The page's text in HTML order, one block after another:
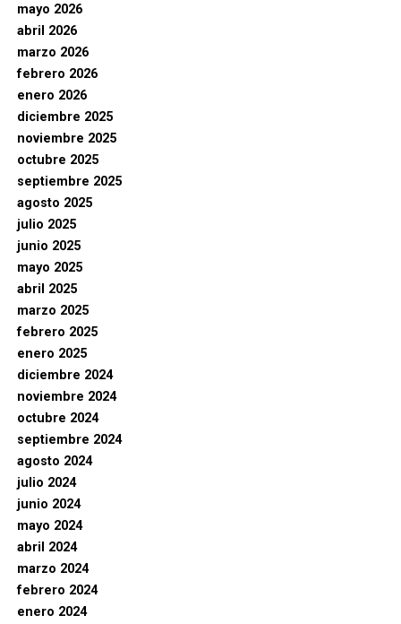
mayo 2026
abril 2026
marzo 2026
febrero 2026
enero 2026
diciembre 2025
noviembre 2025
octubre 2025
septiembre 2025
agosto 2025
julio 2025
junio 2025
mayo 2025
abril 2025
marzo 2025
febrero 2025
enero 2025
diciembre 2024
noviembre 2024
octubre 2024
septiembre 2024
agosto 2024
julio 2024
junio 2024
mayo 2024
abril 2024
marzo 2024
febrero 2024
enero 2024